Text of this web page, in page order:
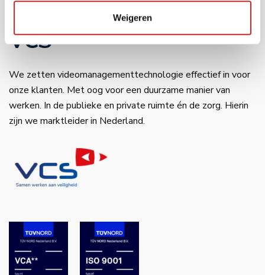
Weigeren
ING–IBAN: NL34 INGB 0650 4985 77
VCS
We zetten videomanagementtechnologie effectief in voor
onze klanten. Met oog voor een duurzame manier van
werken. In de publieke en private ruimte én de zorg. Hierin
zijn we marktleider in Nederland.